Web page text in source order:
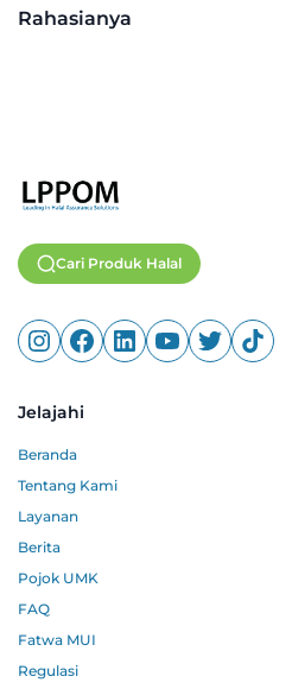
Rahasianya
Cari Produk Halal
Jelajahi
Beranda
Tentang Kami
Layanan
Berita
Pojok UMK
FAQ
Fatwa MUI
Regulasi